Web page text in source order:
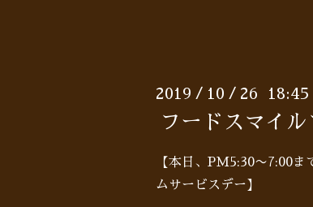
2019 / 10 / 26 18:45
フードスマイ
【本日、PM5:30〜7:00
ムサービスデー】